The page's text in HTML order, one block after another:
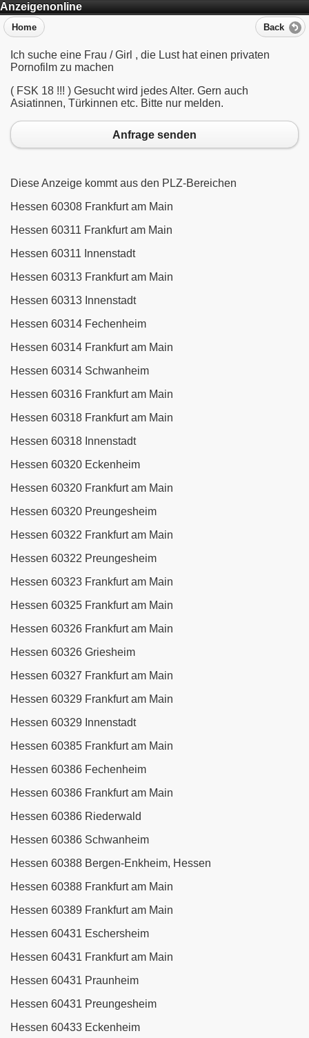
Anzeigenonline
Home Back
Ich suche eine Frau / Girl , die Lust hat einen privaten
Pornofilm zu machen
( FSK 18 !!! ) Gesucht wird jedes Alter. Gern auch
Asiatinnen, Türkinnen etc. Bitte nur melden.
Anfrage senden
Diese Anzeige kommt aus den PLZ-Bereichen
Hessen 60308 Frankfurt am Main
Hessen 60311 Frankfurt am Main
Hessen 60311 Innenstadt
Hessen 60313 Frankfurt am Main
Hessen 60313 Innenstadt
Hessen 60314 Fechenheim
Hessen 60314 Frankfurt am Main
Hessen 60314 Schwanheim
Hessen 60316 Frankfurt am Main
Hessen 60318 Frankfurt am Main
Hessen 60318 Innenstadt
Hessen 60320 Eckenheim
Hessen 60320 Frankfurt am Main
Hessen 60320 Preungesheim
Hessen 60322 Frankfurt am Main
Hessen 60322 Preungesheim
Hessen 60323 Frankfurt am Main
Hessen 60325 Frankfurt am Main
Hessen 60326 Frankfurt am Main
Hessen 60326 Griesheim
Hessen 60327 Frankfurt am Main
Hessen 60329 Frankfurt am Main
Hessen 60329 Innenstadt
Hessen 60385 Frankfurt am Main
Hessen 60386 Fechenheim
Hessen 60386 Frankfurt am Main
Hessen 60386 Riederwald
Hessen 60386 Schwanheim
Hessen 60388 Bergen-Enkheim, Hessen
Hessen 60388 Frankfurt am Main
Hessen 60389 Frankfurt am Main
Hessen 60431 Eschersheim
Hessen 60431 Frankfurt am Main
Hessen 60431 Praunheim
Hessen 60431 Preungesheim
Hessen 60433 Eckenheim